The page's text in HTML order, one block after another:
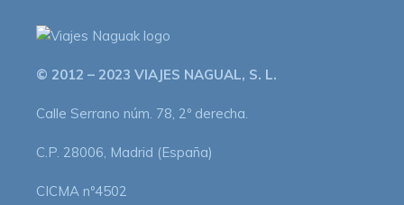
© 2012 – 2023 VIAJES NAGUAL, S. L.
Calle Serrano núm. 78, 2º derecha.
C.P. 28006, Madrid (España)
CICMA nº4502